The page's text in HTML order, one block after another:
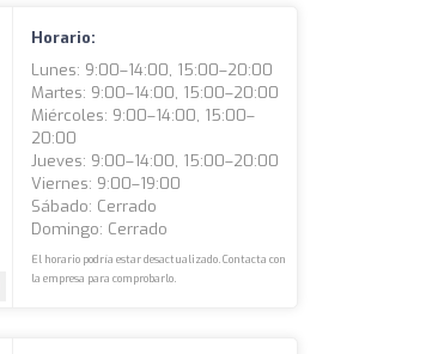
Horario:
Lunes: 9:00–14:00, 15:00–20:00
Martes: 9:00–14:00, 15:00–20:00
Miércoles: 9:00–14:00, 15:00–
20:00
Jueves: 9:00–14:00, 15:00–20:00
Viernes: 9:00–19:00
Sábado: Cerrado
Domingo: Cerrado
El horario podría estar desactualizado. Contacta con
la empresa para comprobarlo.